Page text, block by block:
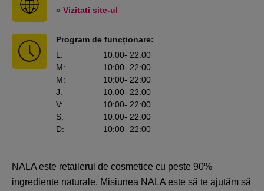
» Vizitati site-ul
Program de funcționare:
L : 10:00- 22:00
M: 10:00- 22:00
M: 10:00- 22:00
J: 10:00- 22:00
V: 10:00- 22:00
S: 10:00- 22:00
D: 10:00- 22:00
NALA este retailerul de cosmetice cu peste 90%
ingrediente naturale. Misiunea NALA este să te ajutăm să